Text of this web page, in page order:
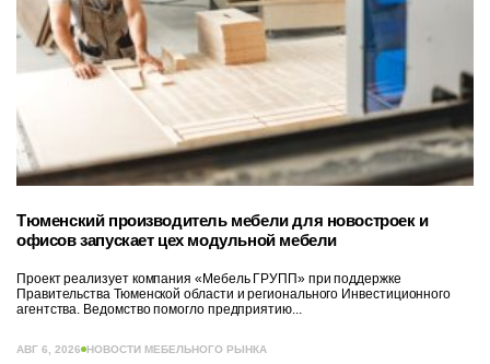
Тюменский производитель мебели для новостроек и
офисов запускает цех модульной мебели
Проект реализует компания «Мебель ГРУПП» при поддержке
Правительства Тюменской области и регионального Инвестиционного
агентства. Ведомство помогло предприятию...
АВГ 6, 2026 НОВОСТИ МЕБЕЛЬНОГО РЫНКА